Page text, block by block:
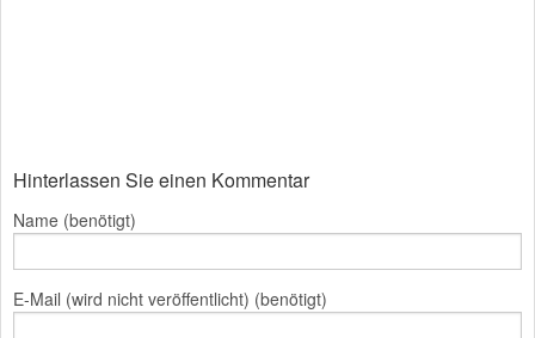
Hinterlassen Sie einen Kommentar
Name (benötigt)
E-Mail (wird nicht veröffentlicht) (benötigt)